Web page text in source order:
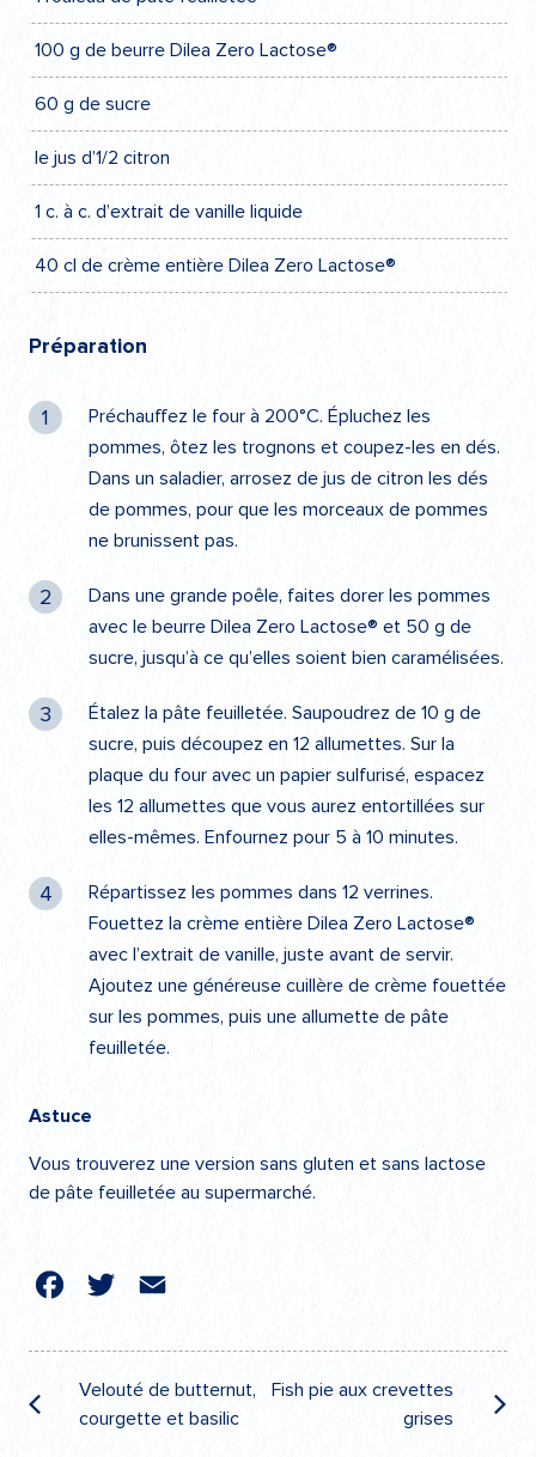
100 g de beurre Dilea Zero Lactose®
60 g de sucre
le jus d’1/2 citron
1 c. à c. d’extrait de vanille liquide
40 cl de crème entière Dilea Zero Lactose®
Préparation
Préchauffez le four à 200°C. Épluchez les
pommes, ôtez les trognons et coupez-les en dés.
Dans un saladier, arrosez de jus de citron les dés
de pommes, pour que les morceaux de pommes
ne brunissent pas.
Dans une grande poêle, faites dorer les pommes
avec le beurre Dilea Zero Lactose® et 50 g de
sucre, jusqu’à ce qu’elles soient bien caramélisées.
Étalez la pâte feuilletée. Saupoudrez de 10 g de
sucre, puis découpez en 12 allumettes. Sur la
plaque du four avec un papier sulfurisé, espacez
les 12 allumettes que vous aurez entortillées sur
elles-mêmes. Enfournez pour 5 à 10 minutes.
Répartissez les pommes dans 12 verrines.
Fouettez la crème entière Dilea Zero Lactose®
avec l’extrait de vanille, juste avant de servir.
Ajoutez une généreuse cuillère de crème fouettée
sur les pommes, puis une allumette de pâte
feuilletée.
Astuce
Vous trouverez une version sans gluten et sans lactose
de pâte feuilletée au supermarché.
Twitter
Email
Navigation
de
l’article
Velouté de butternut,
courgette et basilic
Fish pie aux crevettes
grises